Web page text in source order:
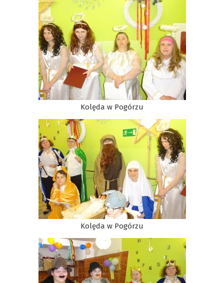
Kolęda w Pogórzu
Kolęda w Pogórzu